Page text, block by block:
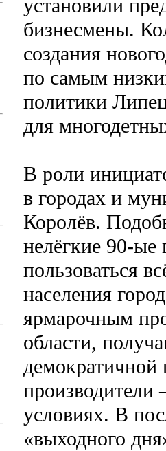
установили
бизнесмены.
создания
по самым
политики
для
В роли
в городах и
Королёв.
нелёгкие 90-ые
пользоваться
населения
ярмарочным
области,
демократичной
производители
условиях. В
«выходного